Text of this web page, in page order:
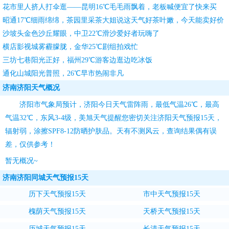
团团转
花市里人挤人打伞逛——昆明16℃毛毛雨飘着，老板喊便宜了快来买
昭通17℃细雨绵绵，茶园里采茶大姐说这天气好茶叶嫩，今天能卖好价
钱
沙坡头金色沙丘耀眼，中卫22℃滑沙爱好者玩嗨了
横店影视城雾霾朦胧，金华25℃剧组拍戏忙
三坊七巷阳光正好，福州29℃游客边逛边吃冰饭
通化山城阳光普照，26℃早市热闹非凡
济南济阳天气概况
济阳市气象局预计，济阳今日天气雷阵雨，最低气温26℃，最高
气温32℃，东风3-4级， 美旭天气提醒您密切关注济阳天气预报15天 ，
辐射弱，涂擦SPF8-12防晒护肤品。天有不测风云，查询结果偶有误
差，仅供参考！
暂无概况~
济南济阳同城天气预报15天
历下天气预报15天 市中天气预报15天
槐荫天气预报15天 天桥天气预报15天